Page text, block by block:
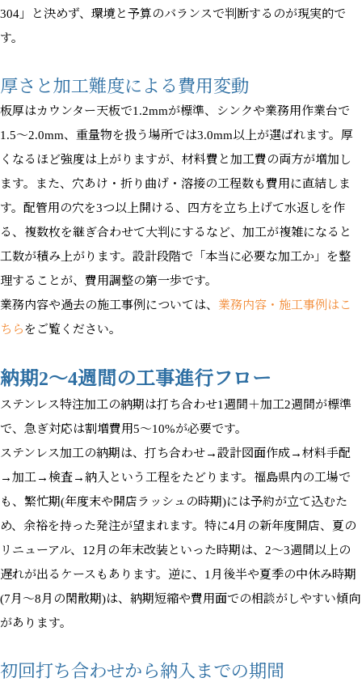
304」と決めず、環境と予算のバランスで判断するのが現実的で
す。
厚さと加工難度による費用変動
板厚はカウンター天板で1.2mmが標準、シンクや業務用作業台で
1.5〜2.0mm、重量物を扱う場所では3.0mm以上が選ばれます。厚
くなるほど強度は上がりますが、材料費と加工費の両方が増加し
ます。また、穴あけ・折り曲げ・溶接の工程数も費用に直結しま
す。配管用の穴を3つ以上開ける、四方を立ち上げて水返しを作
る、複数枚を継ぎ合わせて大判にするなど、加工が複雑になると
工数が積み上がります。設計段階で「本当に必要な加工か」を整
理することが、費用調整の第一歩です。
業務内容や過去の施工事例については、 業務内容・施工事例はこ
ちらをご覧ください。
納期2〜4週間の工事進行フロー
ステンレス特注加工の納期は打ち合わせ1週間＋加工2週間が標準
で、急ぎ対応は割増費用5〜10%が必要です。
ステンレス加工の納期は、打ち合わせ→設計図面作成→材料手配
→加工→検査→納入という工程をたどります。福島県内の工場で
も、繁忙期(年度末や開店ラッシュの時期)には予約が立て込むた
め、余裕を持った発注が望まれます。特に4月の新年度開店、夏の
リニューアル、12月の年末改装といった時期は、2〜3週間以上の
遅れが出るケースもあります。逆に、1月後半や夏季の中休み時期
(7月〜8月の閑散期)は、納期短縮や費用面での相談がしやすい傾向
があります。
初回打ち合わせから納入までの期間